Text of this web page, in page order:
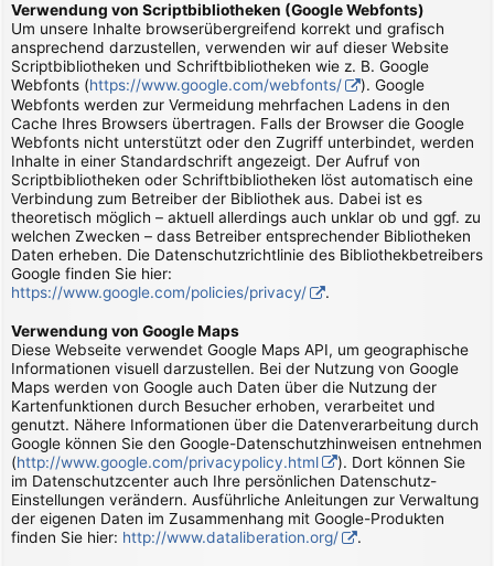
Verwendung von Scriptbibliotheken (Google Webfonts)
Um unsere Inhalte browserübergreifend korrekt und grafisch
ansprechend darzustellen, verwenden wir auf dieser Website
Scriptbibliotheken und Schriftbibliotheken wie z. B. Google
Webfonts (https://www.google.com/webfonts/
). Google
Webfonts werden zur Vermeidung mehrfachen Ladens in den
Cache Ihres Browsers übertragen. Falls der Browser die Google
Webfonts nicht unterstützt oder den Zugriff unterbindet, werden
Inhalte in einer Standardschrift angezeigt. Der Aufruf von
Scriptbibliotheken oder Schriftbibliotheken löst automatisch eine
Verbindung zum Betreiber der Bibliothek aus. Dabei ist es
theoretisch möglich – aktuell allerdings auch unklar ob und ggf. zu
welchen Zwecken – dass Betreiber entsprechender Bibliotheken
Daten erheben. Die Datenschutzrichtlinie des Bibliothekbetreibers
Google finden Sie hier:
https://www.google.com/policies/privacy/
.
Verwendung von Google Maps
Diese Webseite verwendet Google Maps API, um geographische
Informationen visuell darzustellen. Bei der Nutzung von Google
Maps werden von Google auch Daten über die Nutzung der
Kartenfunktionen durch Besucher erhoben, verarbeitet und
genutzt. Nähere Informationen über die Datenverarbeitung durch
Google können Sie den Google-Datenschutzhinweisen entnehmen
(http://www.google.com/privacypolicy.html
). Dort können Sie
im Datenschutzcenter auch Ihre persönlichen Datenschutz-
Einstellungen verändern. Ausführliche Anleitungen zur Verwaltung
der eigenen Daten im Zusammenhang mit Google-Produkten
finden Sie hier: http://www.dataliberation.org/ .